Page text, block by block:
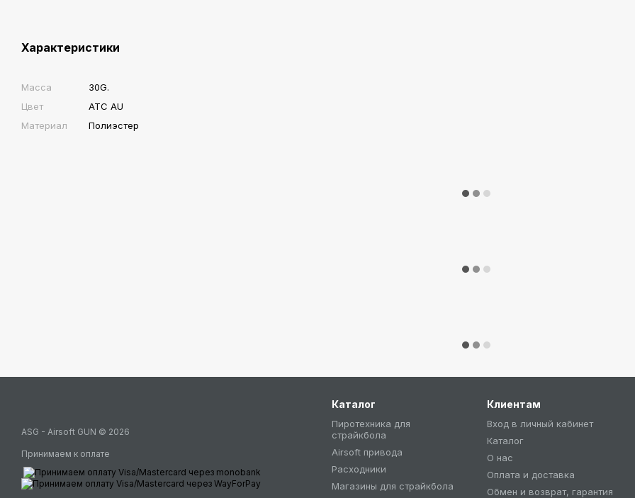
Характеристики
Масса
30G.
Цвет
ATC AU
Материал
Полиэстер
ASG - Airsoft GUN © 2026
Принимаем к оплате
Каталог
Пиротехника для
страйкбола
Airsoft привода
Расходники
Магазины для страйкбола
Клиентам
Вход в личный кабинет
Каталог
О нас
Оплата и доставка
Обмен и возврат, гарантия